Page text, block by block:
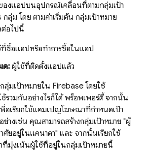
ของแอปบนอุปกรณ์เคลื่อนที่ตามกลุ่มเป้า
กลุ่ม โดย ตามค่าเริ่มต้น กลุ่มเป้าหมาย
อไปนี้
ซื้อแอปหรือทำการซื้อในแอป
ด: ผู้ใช้ที่ติดตั้งแอปแล้ว
ลุ่มเป้าหมายใน Firebase โดยใช้
รวมกันอย่างไรก็ได้ พร็อพเพอร์ตี้ จากนั้น
อเรียกใช้แคมเปญโฆษณาที่กำหนดเป้า
ย่างเช่น คุณสามารถสร้างกลุ่มเป้าหมาย "ผู้
ยอยู่ในแคนาดา" และ จากนั้นเรียกใช้
มุ่งเน้นผู้ใช้ที่อยู่ในกลุ่มเป้าหมายนี้